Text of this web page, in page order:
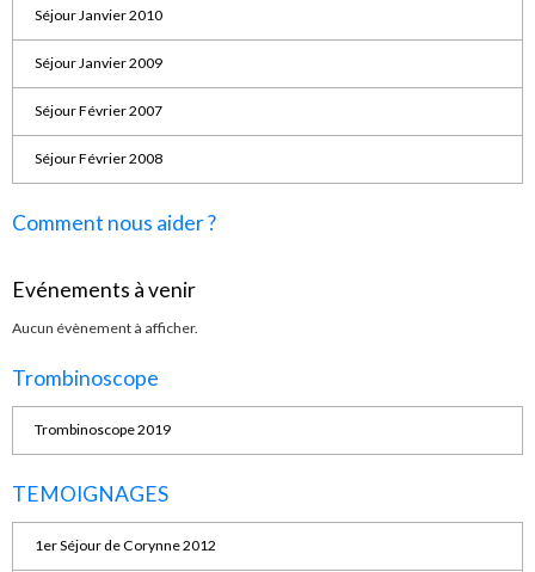
Séjour Janvier 2010
Séjour Janvier 2009
Séjour Février 2007
Séjour Février 2008
Comment nous aider ?
Evénements à venir
Aucun évènement à afficher.
Trombinoscope
Trombinoscope 2019
TEMOIGNAGES
1er Séjour de Corynne 2012